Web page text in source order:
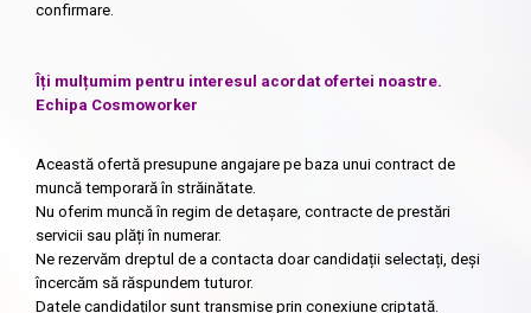
confirmare.
Îți mulțumim pentru interesul acordat ofertei noastre.
Echipa Cosmoworker
Această ofertă presupune angajare pe baza unui contract de
muncă temporară în străinătate.
Nu oferim muncă în regim de detașare, contracte de prestări
servicii sau plăți în numerar.
Ne rezervăm dreptul de a contacta doar candidații selectați, deși
încercăm să răspundem tuturor.
Datele candidaților sunt transmise prin conexiune criptată.